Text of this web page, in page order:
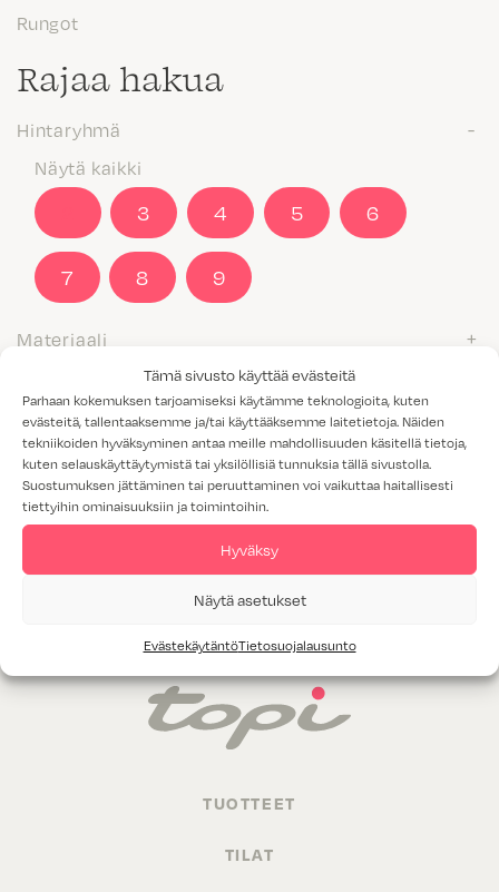
Tämä sivusto käyttää evästeitä
Parhaan kokemuksen tarjoamiseksi käytämme teknologioita, kuten
evästeitä, tallentaaksemme ja/tai käyttääksemme laitetietoja. Näiden
tekniikoiden hyväksyminen antaa meille mahdollisuuden käsitellä tietoja,
kuten selauskäyttäytymistä tai yksilöllisiä tunnuksia tällä sivustolla.
Suostumuksen jättäminen tai peruuttaminen voi vaikuttaa haitallisesti
tiettyihin ominaisuuksiin ja toimintoihin.
Hyväksy
Näytä asetukset
EvästekäytäntöTietosuojalausunto
Rungot
Rajaa hakua
Hintaryhmä
Näytä kaikki
3 4 5 6
7 8 9
Materiaali
Näytä kaikki
Kyllä
Valitettavasti annetuilla hakukriteereillä ei löytynyt yhtään
TUOTTEET
TILAT